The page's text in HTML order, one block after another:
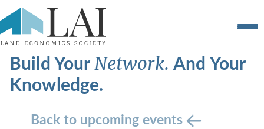
Build YourNetwork.And Your
Knowledge.
Back to upcoming events